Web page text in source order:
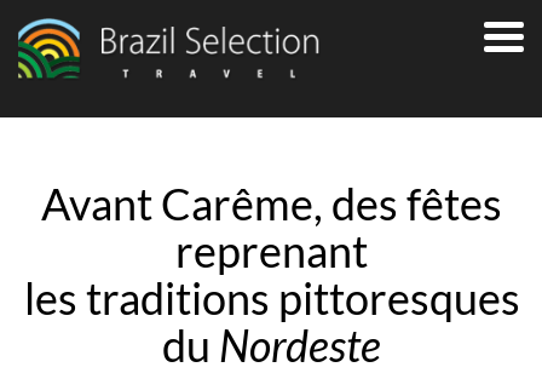
Avant Carême, des fêtes
reprenant
les traditions pittoresques
du Nordeste